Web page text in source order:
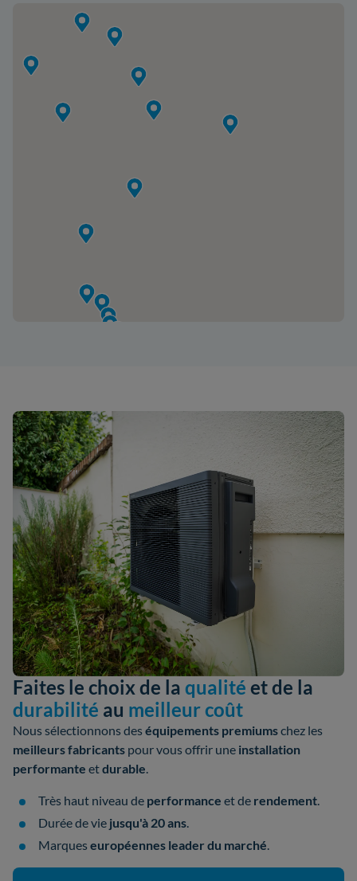
Faites le choix de la qualité et de la
durabilité au meilleur coût
Nous sélectionnons deséquipements premiumschez les
meilleurs fabricants pour vous offrir une installation
performante etdurable.
Très haut niveau de performance et de rendement.
Durée de vie jusqu'à 20 ans.
Marqueseuropéennes leader du marché.